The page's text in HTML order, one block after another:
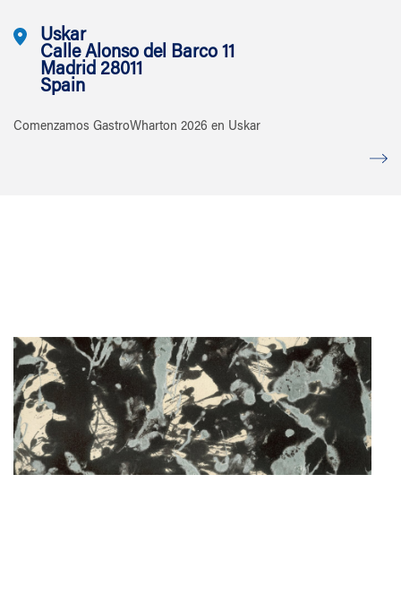
Uskar
Calle Alonso del Barco 11
Madrid 28011
Spain
Comenzamos GastroWharton 2026 en Uskar